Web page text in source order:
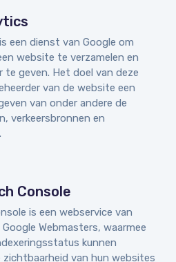
een dienst van Google om
website te verzamelen en
te geven. Het doel van deze
van de website een
van onder andere de
verkeersbronnen en
Console
is een webservice van
Webmasters, waarmee
kunnen
van hun websites